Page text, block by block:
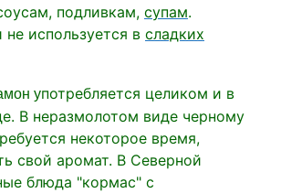
подливкам, супам.
не используется в сладких
употребляется целиком и в
В неразмолотом виде черному
некоторое время,
свой аромат. В Северной
блюда "кормас" с